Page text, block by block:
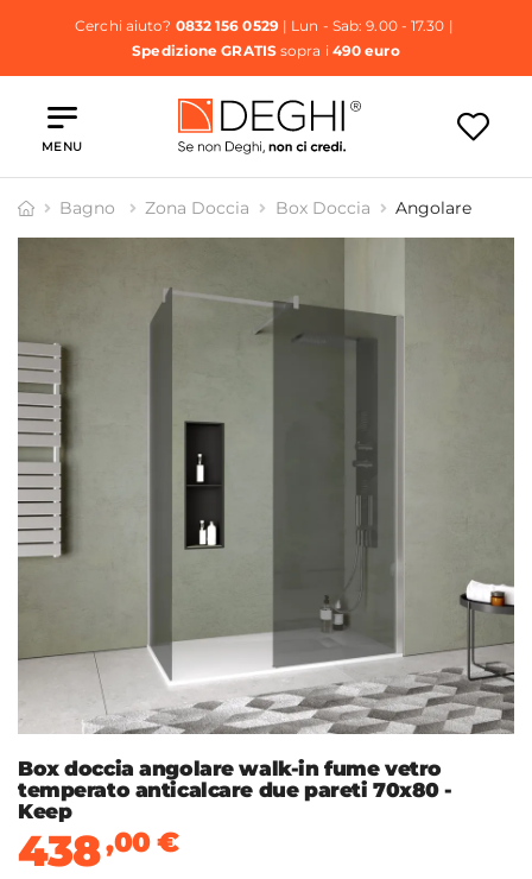
Cerchi aiuto? 0832 156 0529| Lun - Sab: 9.00 - 17.30 |
Spedizione GRATISsopra i 490 euro
MENU
Bagno Zona Doccia Box Doccia Angolare
Box doccia angolare walk-in fume vetro
temperato anticalcare due pareti 70x80 -
Keep
438,00€